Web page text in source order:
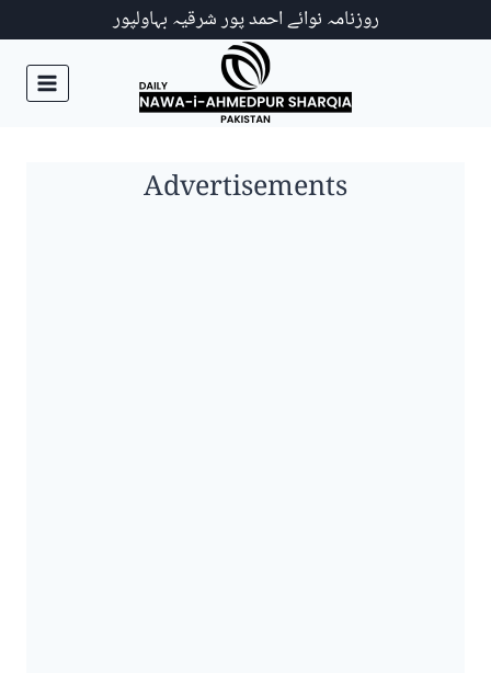
روزنامہ نوائے احمد پور شرقیہ بہاولپور
Advertisements